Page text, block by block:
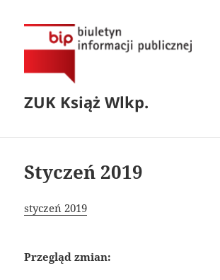
ZUK Książ Wlkp.
Styczeń 2019
styczeń 2019
Przegląd zmian: